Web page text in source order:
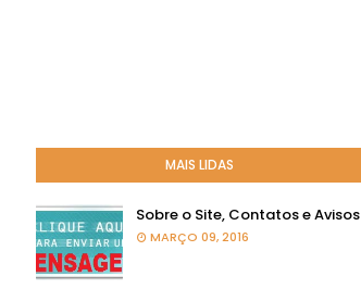
MAIS LIDAS
Sobre o Site, Contatos e Avisos
MARÇO 09, 2016